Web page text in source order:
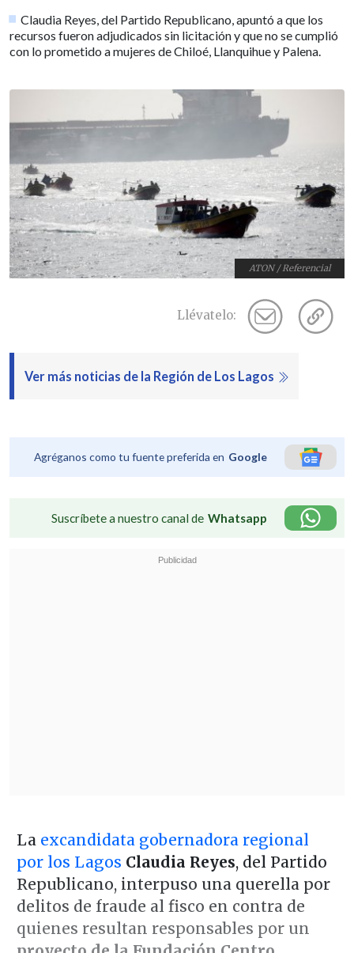
Claudia Reyes, del Partido Republicano, apuntó a que los
recursos fueron adjudicados sin licitación y que no se cumplió
con lo prometido a mujeres de Chiloé, Llanquihue y Palena.
ATON / Referencial
Llévatelo:
Ver más noticias de la Región de Los Lagos
Agréganos como tu fuente preferida en Google
Suscríbete a nuestro canal de Whatsapp
La excandidata gobernadora regional
por los Lagos Claudia Reyes, del Partido
Republicano, interpuso una querella por
delitos de fraude al fisco en contra de
quienes resultan responsables por un